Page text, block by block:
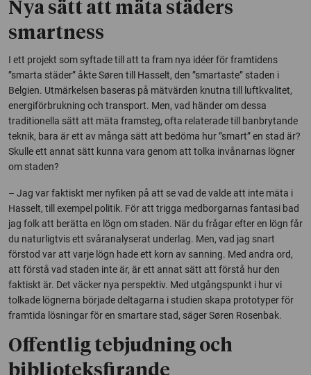
Nya sätt att mäta städers
smartness
I ett projekt som syftade till att ta fram nya idéer för framtidens
”smarta städer” åkte Søren till Hasselt, den ”smartaste” staden i
Belgien. Utmärkelsen baseras på mätvärden knutna till luftkvalitet,
energiförbrukning och transport. Men, vad händer om dessa
traditionella sätt att mäta framsteg, ofta relaterade till banbrytande
teknik, bara är ett av många sätt att bedöma hur ”smart” en stad är?
Skulle ett annat sätt kunna vara genom att tolka invånarnas lögner
om staden?
– Jag var faktiskt mer nyfiken på att se vad de valde att inte mäta i
Hasselt, till exempel politik. För att trigga medborgarnas fantasi bad
jag folk att berätta en lögn om staden. När du frågar efter en lögn får
du naturligtvis ett svåranalyserat underlag. Men, vad jag snart
förstod var att varje lögn hade ett korn av sanning. Med andra ord,
att förstå vad staden inte är, är ett annat sätt att förstå hur den
faktiskt är. Det väcker nya perspektiv. Med utgångspunkt i hur vi
tolkade lögnerna började deltagarna i studien skapa prototyper för
framtida lösningar för en smartare stad, säger Søren Rosenbak.
Offentlig tebjudning och
biblioteksfirande